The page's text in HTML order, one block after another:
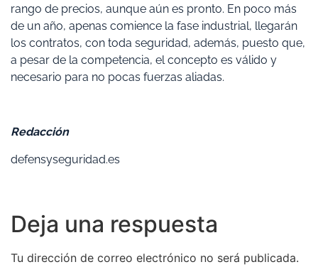
rango de precios, aunque aún es pronto. En poco más
de un año, apenas comience la fase industrial, llegarán
los contratos, con toda seguridad, además, puesto que,
a pesar de la competencia, el concepto es válido y
necesario para no pocas fuerzas aliadas.
Redacción
defensyseguridad.es
Deja una respuesta
Tu dirección de correo electrónico no será publicada.